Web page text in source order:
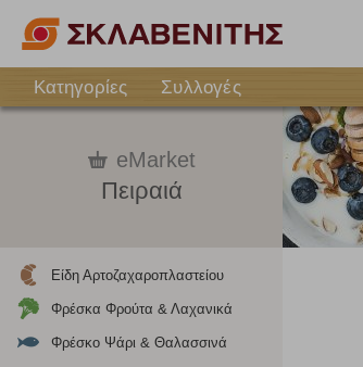
Κατηγορίες
Συλλογές
eMarket
Πειραιά
Είδη Αρτοζαχαροπλαστείου
Φρέσκα Φρούτα & Λαχανικά
Φρέσκο Ψάρι & Θαλασσινά